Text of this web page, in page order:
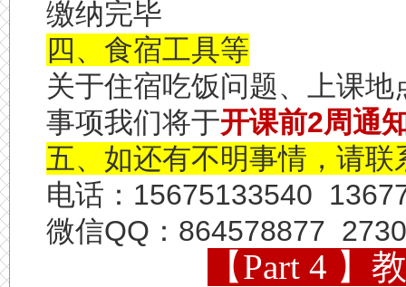
缴纳完毕
四、食宿工具等
关于住宿吃饭问题、上课
事项我们将于开课前2周通
五、如还有不明事情，请联
电话： 15675133540
微信QQ ： 864578877
【Part 4 】